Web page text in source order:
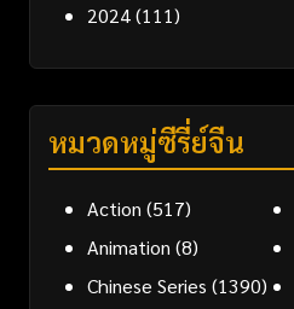
2024(111)
หมวดหมู่ซีรี่ย์จีน
Action (517)
Animation (8)
Chinese Series (1390)